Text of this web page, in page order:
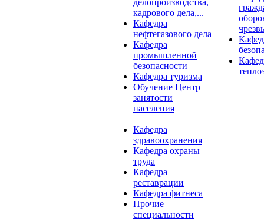
делопроизводства,
кадрового дела,...
Кафедра
нефтегазового дела
Кафедра
промышленной
безопасности
Кафедра туризма
Обучение Центр
занятости
населения
Кафедра
здравоохранения
Кафедра охраны
труда
Кафедра
реставрации
Кафедра фитнеса
Прочие
специальности